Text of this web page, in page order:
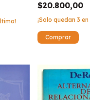
$20.800,00
¡Solo quedan 3 en